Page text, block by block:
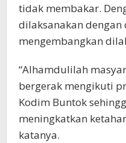
tidak membakar.
dilaksanakan
mengembangkan
“Alhamdulilah
bergerak mengikuti
Kodim Buntok
meningkatkan
katanya.